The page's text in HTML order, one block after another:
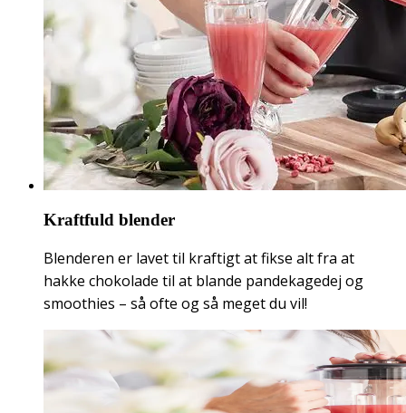
Kraftfuld blender
Blenderen er lavet til kraftigt at fikse alt fra at
hakke chokolade til at blande pandekagedej og
smoothies – så ofte og så meget du vil!